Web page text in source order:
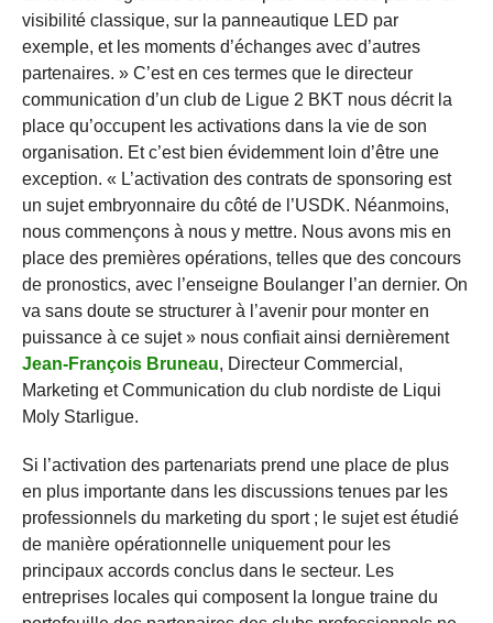
visibilité classique, sur la panneautique LED par
exemple, et les moments d’échanges avec d’autres
partenaires. » C’est en ces termes que le directeur
communication d’un club de Ligue 2 BKT nous décrit la
place qu’occupent les activations dans la vie de son
organisation. Et c’est bien évidemment loin d’être une
exception. « L’activation des contrats de sponsoring est
un sujet embryonnaire du côté de l’USDK. Néanmoins,
nous commençons à nous y mettre. Nous avons mis en
place des premières opérations, telles que des concours
de pronostics, avec l’enseigne Boulanger l’an dernier. On
va sans doute se structurer à l’avenir pour monter en
puissance à ce sujet » nous confiait ainsi dernièrement
Jean-François Bruneau, Directeur Commercial,
Marketing et Communication du club nordiste de Liqui
Moly Starligue.
Si l’activation des partenariats prend une place de plus
en plus importante dans les discussions tenues par les
professionnels du marketing du sport ; le sujet est étudié
de manière opérationnelle uniquement pour les
principaux accords conclus dans le secteur. Les
entreprises locales qui composent la longue traine du